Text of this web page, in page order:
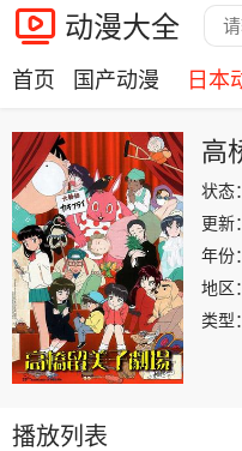
动漫大全
首页 国产动漫 日本
高
状态：
更新：
年份：
地区：
类型：
播放列表